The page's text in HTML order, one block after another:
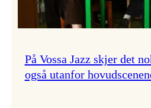
På Vossa Jazz skjer det
også utanfor